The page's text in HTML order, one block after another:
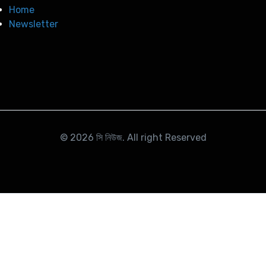
Home
Newsletter
© 2026 সি নিউজ. All right Reserved